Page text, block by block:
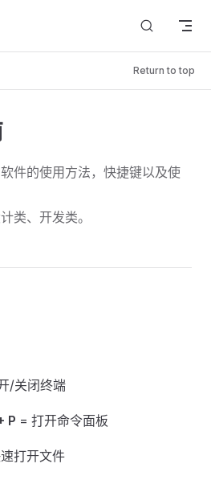
Return to top
件的使用方法，快捷键以及使
类、开发类。
/关闭终端
P = 打开命令面板
打开文件